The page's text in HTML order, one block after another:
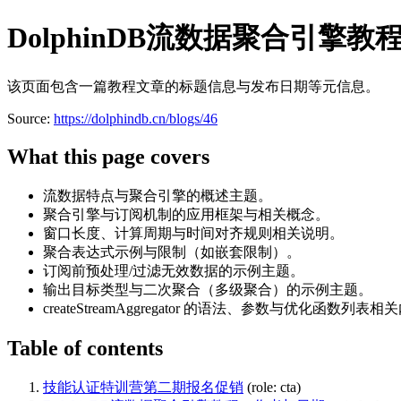
DolphinDB流数据聚合引擎教
该页面包含一篇教程文章的标题信息与发布日期等元信息。
Source: https://dolphindb.cn/blogs/46
What this page covers
流数据特点与聚合引擎的概述主题。
聚合引擎与订阅机制的应用框架与相关概念。
窗口长度、计算周期与时间对齐规则相关说明。
聚合表达式示例与限制（如嵌套限制）。
订阅前预处理/过滤无效数据的示例主题。
输出目标类型与二次聚合（多级聚合）的示例主题。
createStreamAggregator 的语法、参数与优化函数列表相关
Table of contents
技能认证特训营第二期报名促销 (role: cta)